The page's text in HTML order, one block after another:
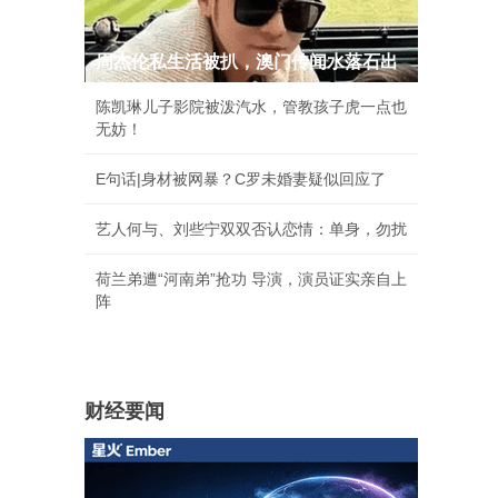
周杰伦私生活被扒，澳门传闻水落石出
陈凯琳儿子影院被泼汽水，管教孩子虎一点也
无妨！
E句话|身材被网暴？C罗未婚妻疑似回应了
艺人何与、刘些宁双双否认恋情：单身，勿扰
荷兰弟遭“河南弟”抢功 导演，演员证实亲自上
阵
财经要闻